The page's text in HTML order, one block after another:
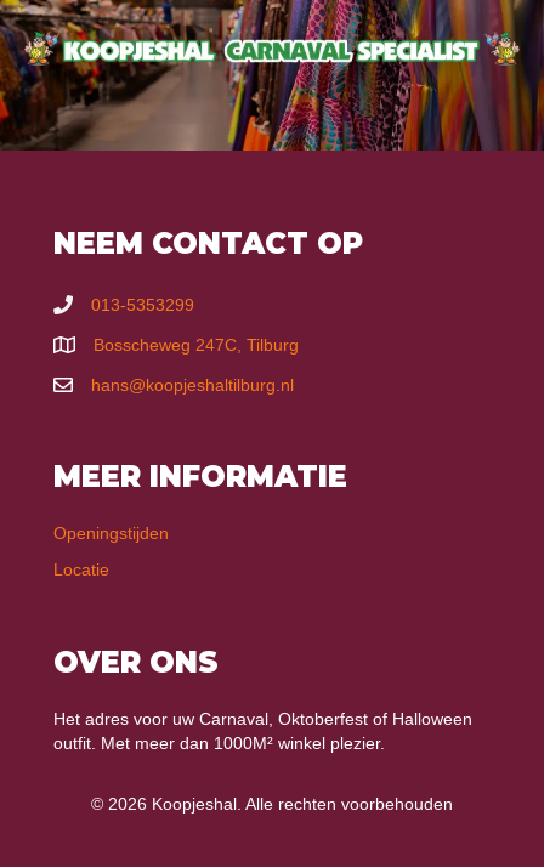
NEEM CONTACT OP
013-5353299
Bosscheweg 247C, Tilburg
hans@koopjeshaltilburg.nl
MEER INFORMATIE
Openingstijden
Locatie
OVER ONS
Het adres voor uw Carnaval, Oktoberfest of Halloween
outfit. Met meer dan 1000M² winkel plezier.
© 2026 Koopjeshal. Alle rechten voorbehouden